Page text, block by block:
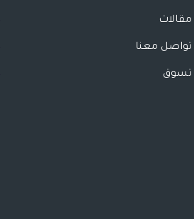
مقالات
تواصل معنا
تسوق